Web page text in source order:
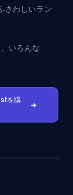
さわしいラン
いろんな
を購